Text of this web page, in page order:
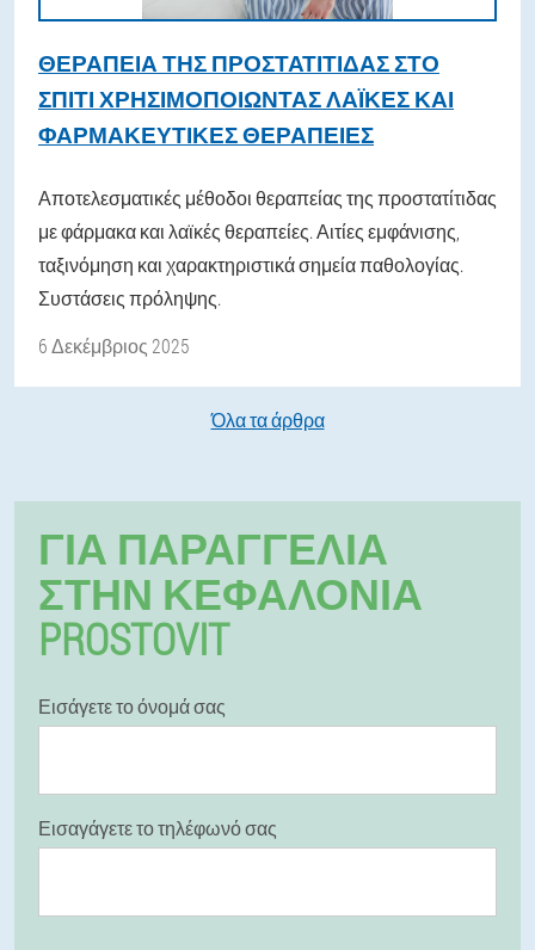
ΘΕΡΑΠΕΊΑ ΤΗΣ ΠΡΟΣΤΑΤΊΤΙΔΑΣ ΣΤΟ
ΣΠΊΤΙ ΧΡΗΣΙΜΟΠΟΙΏΝΤΑΣ ΛΑΪΚΈΣ ΚΑΙ
ΦΑΡΜΑΚΕΥΤΙΚΈΣ ΘΕΡΑΠΕΊΕΣ
Αποτελεσματικές μέθοδοι θεραπείας της προστατίτιδας
με φάρμακα και λαϊκές θεραπείες. Αιτίες εμφάνισης,
ταξινόμηση και χαρακτηριστικά σημεία παθολογίας.
Συστάσεις πρόληψης.
6 Δεκέμβριος 2025
Όλα τα άρθρα
ΓΙΑ ΠΑΡΑΓΓΕΛΊΑ
ΣΤΗΝ ΚΕΦΑΛΟΝΙΆ
PROSTOVIT
Εισάγετε το όνομά σας
Εισαγάγετε το τηλέφωνό σας